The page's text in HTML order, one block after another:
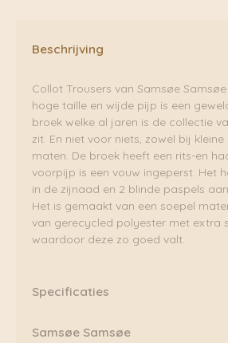
Beschrijving
Collot Trousers van Samsøe
hoge taille en wijde pijp is een
broek welke al jaren is de collectie
zit. En niet voor niets, zowel bij
maten. De broek heeft een rits-en
voorpijp is een vouw ingeperst. Het
in de zijnaad en 2 blinde paspels
Het is gemaakt van een soepel
van gerecycled polyester met extra
waardoor deze zo goed valt.
Specificaties
Materiaal: 96% Polyester, 4% Elastane
Samsøe Samsøe